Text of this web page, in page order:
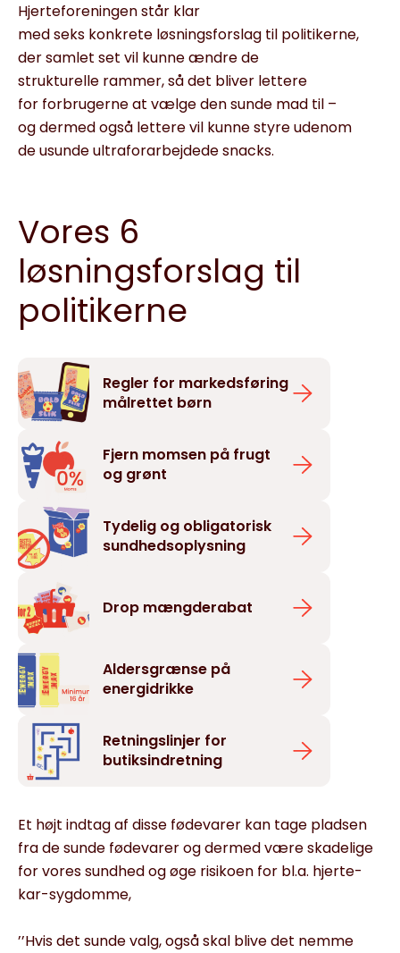
Hjerteforeningen står klar
med seks konkrete løsningsforslag til politikerne,
der samlet set vil kunne ændre de
strukturelle rammer, så det bliver lettere
for forbrugerne at vælge den sunde mad til –
og dermed også lettere vil kunne styre udenom
de usunde ultraforarbejdede snacks.
Vores 6
løsningsforslag til
politikerne
Regler for markedsføring
målrettet børn
Fjern momsen på frugt
og grønt
Tydelig og obligatorisk
sundhedsoplysning
Drop mængderabat
Aldersgrænse på
energidrikke
Retningslinjer for
butiksindretning
Et højt indtag af disse fødevarer kan tage pladsen
fra de sunde fødevarer og dermed være skadelige
for vores sundhed og øge risikoen for bl.a. hjerte-
kar-sygdomme,
’’Hvis det sunde valg, også skal blive det nemme